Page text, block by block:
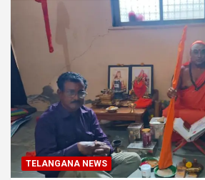
TELANGANA NEWS